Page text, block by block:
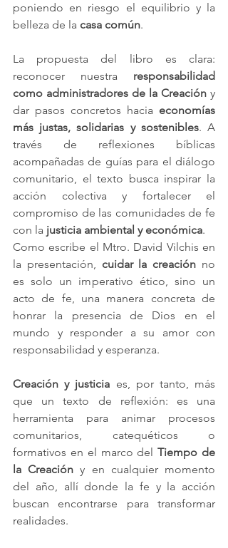
poniendo en riesgo el equilibrio y la
belleza de la casa común.
La propuesta del libro es clara:
reconocer nuestra responsabilidad
como administradores de la Creación y
dar pasos concretos hacia economías
más justas, solidarias y sostenibles. A
través de reflexiones bíblicas
acompañadas de guías para el diálogo
comunitario, el texto busca inspirar la
acción colectiva y fortalecer el
compromiso de las comunidades de fe
con la justicia ambiental y económica.
Como escribe el Mtro. David Vilchis en
la presentación, cuidar la creación no
es solo un imperativo ético, sino un
acto de fe, una manera concreta de
honrar la presencia de Dios en el
mundo y responder a su amor con
responsabilidad y esperanza.
Creación y justicia es, por tanto, más
que un texto de reflexión: es una
herramienta para animar procesos
comunitarios, catequéticos o
formativos en el marco del Tiempo de
la Creación y en cualquier momento
del año, allí donde la fe y la acción
buscan encontrarse para transformar
realidades.